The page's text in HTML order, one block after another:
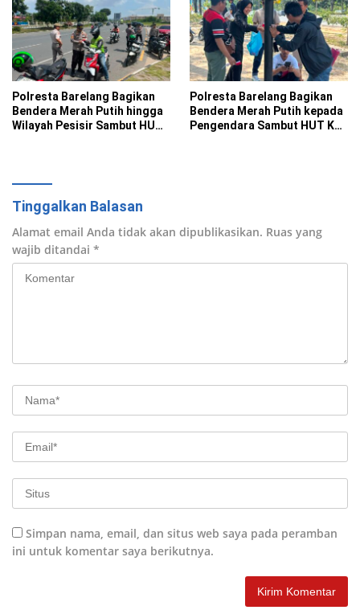
Polresta Barelang Bagikan
Bendera Merah Putih hingga
Wilayah Pesisir Sambut HUT
Polresta Barelang Bagikan
Bendera Merah Putih kepada
Pengendara Sambut HUT Ke-
Tinggalkan Balasan
Alamat email Anda tidak akan dipublikasikan. Ruas yang
wajib ditandai *
Simpan nama, email, dan situs web saya pada peramban
ini untuk komentar saya berikutnya.